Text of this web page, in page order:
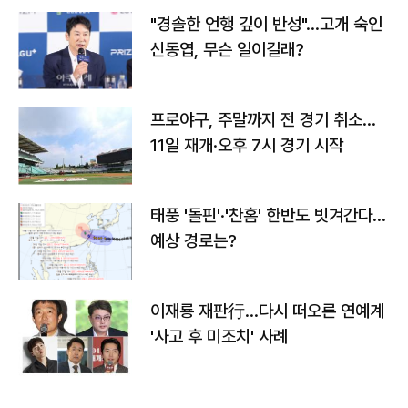
"경솔한 언행 깊이 반성"…고개 숙인
신동엽, 무슨 일이길래?
프로야구, 주말까지 전 경기 취소…
11일 재개·오후 7시 경기 시작
태풍 '돌핀'·'찬홈' 한반도 빗겨간다…
예상 경로는?
이재룡 재판行…다시 떠오른 연예계
'사고 후 미조치' 사례